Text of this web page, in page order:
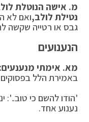
מ. אישה הנוטלת
נטילת לולב,ואם לא
גבס או רטייה שקשה
הנענועים
מא. אימתי מנענעים:
באמירת הלל
'הודו להשם כי
נענוע אחד.